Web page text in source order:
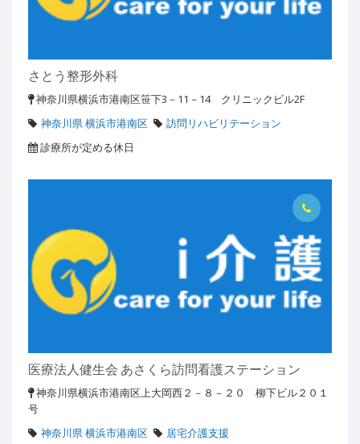
さとう整形外科
神奈川県横浜市港南区笹下3－11－14 クリニックビル2F
神奈川県 横浜市港南区
訪問リハビリテーション
診療所が定める休日
医療法人健生会 あさくら訪問看護ステーション
神奈川県横浜市港南区上大岡西２－８－２０ 柳下ビル２０１
号
神奈川県 横浜市港南区
居宅介護支援